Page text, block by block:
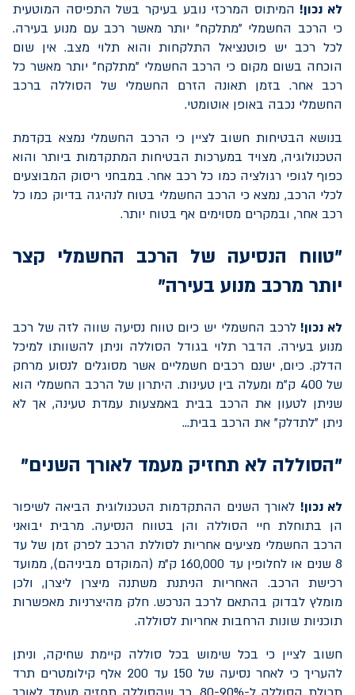
לא נכון! המיתוס המרכזי נובע בעיקר בשל התפיסה המוטעית
כי הרכב החשמלי "מתלקח" יותר מאשר רכב עם מנוע בעירה.
לכל רכב יש פוטנציאל התלקחות והוא תלוי מצב. אין שום
הוכחה בשום מקום כי הרכב החשמלי "מתלקח" יותר מאשר כל
רכב אחר. בזמן תאונה הזרם החשמלי של הסוללה ברכב
החשמלי נכבה באופן אוטומטי.
בנושא הבטיחות חשוב לציין כי הרכב החשמלי נמצא בקדמת
הטכנולוגיה, מצויד במערכות הבטיחות המתקדמות ביותר והוא
כפוף לגופי רגולציה כמו כל רכב אחר. במבחני ריסוק המבוצעים
לכלי הרכב, נמצא כי הרכב החשמלי בטוח לנהיגה בדיוק כמו כל
רכב אחר, ובמקרים מסוימים אף בטוח יותר.
"טווח הנסיעה של הרכב החשמלי קצר
יותר מרכב מנוע בעירה"
לא נכון! לרכב החשמלי יש כיום טווח נסיעה שווה לזה של רכב
מנוע בעירה. הדבר תלוי בגודל הסוללה וניתן להשוותו למיכל
הדלק. כיום, ישנם רכבים חשמליים אשר מסוגלים לנסוע מרחק
של 400 ק"מ ומעלה בין טעינות. היתרון של הרכב החשמלי הוא
שניתן לטעון את הרכב בבית באמצעות עמדת טעינה, אך לא
ניתן "לתדלק" את הרכב בבית...
"הסוללה לא תחזיק מעמד לאורך השנים"
לא נכון! לאורך השנים ההתקדמות הטכנולוגית הביאה לשיפור
הן בתוחלת חיי הסוללה והן בטווח הנסיעה. מרבית יבואני
הרכב החשמלי מציעים אחריות לסוללת הרכב לפרק זמן של עד
8 שנים או לחלופין עד 160,000 ק״מ (המוקדם מביניהם), ממועד
רכישת הרכב. האחריות הניתנת משתנה מיצרן ליצרן, ולכן
מומלץ לבדוק בהתאם לרכב הנרכש. חלק מהיצרניות מאפשרות
תוכניות שונות הרחבות אחריות לסוללה.
חשוב לציין כי בכל שימוש בכל סוללה קיימת שחיקה, וניתן
להעריך כי לאחר נסיעה של 150 עד 200 אלף קילומטרים תרד